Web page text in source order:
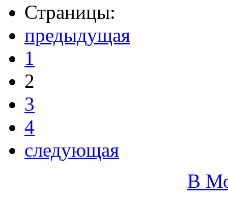
Страницы:
предыдущая
1
2
3
4
следующая
В